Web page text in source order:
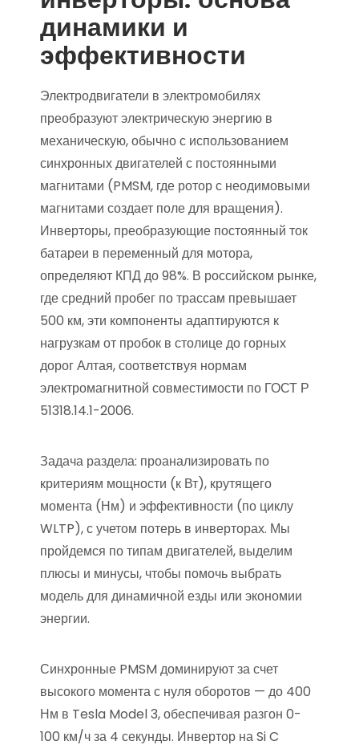
динамики и
эффективности
Электродвигатели в электромобилях
преобразуют электрическую энергию в
механическую, обычно с использованием
синхронных двигателей с постоянными
магнитами (PMSM, где ротор с неодимовыми
магнитами создает поле для вращения).
Инверторы, преобразующие постоянный ток
батареи в переменный для мотора,
определяют КПД до 98%. В российском рынке,
где средний пробег по трассам превышает
500 км, эти компоненты адаптируются к
нагрузкам от пробок в столице до горных
дорог Алтая, соответствуя нормам
электромагнитной совместимости по ГОСТ Р
51318.14.1-2006.
Задача раздела: проанализировать по
критериям мощности (к Вт), крутящего
момента (Нм) и эффективности (по циклу
WLTP), с учетом потерь в инверторах. Мы
пройдемся по типам двигателей, выделим
плюсы и минусы, чтобы помочь выбрать
модель для динамичной езды или экономии
энергии.
Синхронные PMSM доминируют за счет
высокого момента с нуля оборотов — до 400
Нм в Tesla Model 3, обеспечивая разгон 0-
100 км/ч за 4 секунды. Инвертор на Si C